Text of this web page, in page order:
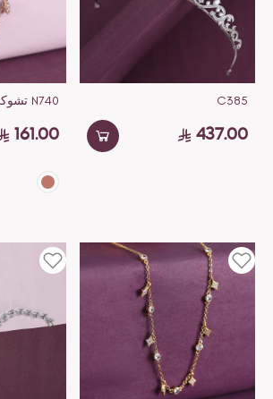
C385
437.00
N740 تشوكر
161.00